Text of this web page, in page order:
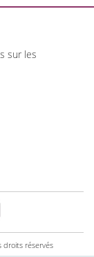
sur les
droits réservés